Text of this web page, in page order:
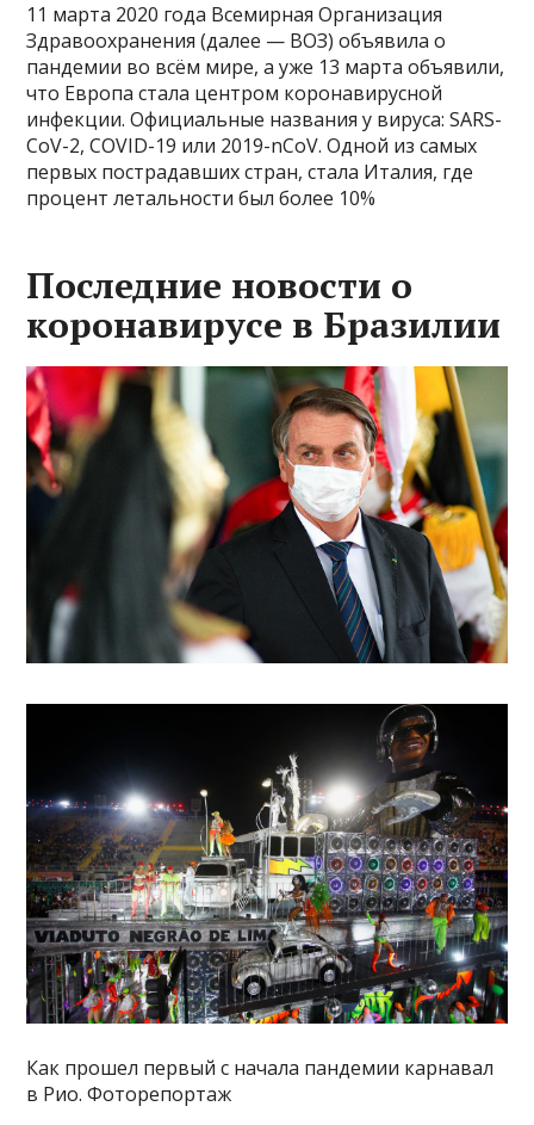
11 марта 2020 года Всемирная Организация
Здравоохранения (далее — ВОЗ) объявила о
пандемии во всём мире, а уже 13 марта объявили,
что Европа стала центром коронавирусной
инфекции. Официальные названия у вируса: SARS-
CoV-2, COVID-19 или 2019-nCoV. Одной из самых
первых пострадавших стран, стала Италия, где
процент летальности был более 10%
Последние новости о
коронавирусе в Бразилии
Как прошел первый с начала пандемии карнавал
в Рио. Фоторепортаж